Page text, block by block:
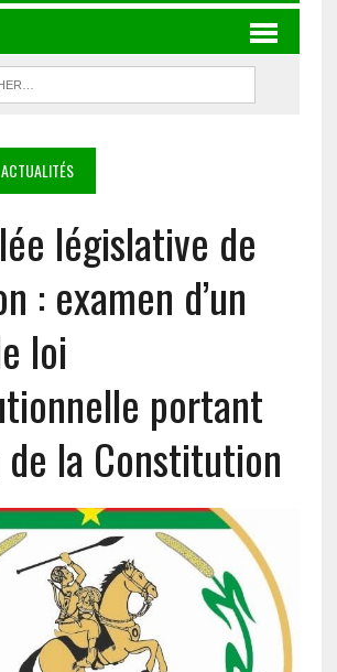
ACTUALITÉS
législative de
: examen d’un
loi
portant
la Constitution